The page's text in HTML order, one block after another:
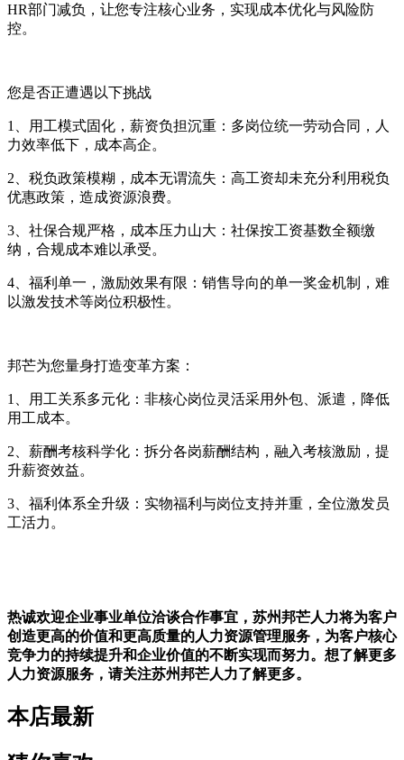
HR部门减负，让您专注核心业务，实现成本优化与风险防
控。
您是否正遭遇以下挑战
1
、用工模式固化，薪资负担沉重：多岗位统一劳动合同，人
力效率低下，成本高企。
2 、税负政策模糊，成本无谓流失：高工资却未充分利用税负
优惠政策，造成资源浪费。
3 、社保合规严格，成本压力山大：社保按工资基数全额缴
纳，合规成本难以承受。
4 、福利单一，激励效果有限：销售导向的单一奖金机制，难
以激发技术等岗位积极性。
邦芒为您量身打造变革方案：
1
、用工关系多元化：非核心岗位灵活采用外包、派遣，降低
用工成本。
2 、薪酬考核科学化：拆分各岗薪酬结构，融入考核激励，提
升薪资效益。
3 、福利体系全升级：实物福利与岗位支持并重，全位激发员
工活力。
热诚欢迎企业事业单位洽谈合作事宜， 苏州邦芒人力将为客户
创造更高的价值和更高质量的人力资源管理服务，为客户核心
竞争力的持续提升和企业价值的不断实现而努力。想了解更多
人力资源服务，请关注苏州邦芒人力了解更多。
本店最新